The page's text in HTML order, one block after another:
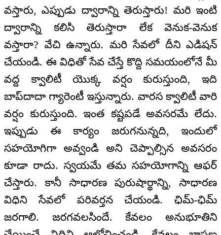
వస్తారు, ఎప్పుడు ద్వారాన్ని తెరుస్తారు! మరి ఇంటి
ద్వారాన్ని కలిసి తెరుస్తారా లేక వెనుక-వెనుక
వస్తారా? వేచి ఉన్నారు. మరి సేవలో దీని ఎడిషన్
చేయండి. ఈ విధితో సేవ చేస్తే కొద్ది సమయంలోనే మీ
వద్ద క్వాలిటీ యొక్క వర్షం కురుస్తుంది, ఇది
బాప్‌దాదా గ్యారెంటీ ఇస్తున్నారు. వారస క్వాలిటీ వారి
వర్షం కురుస్తుంది. ఇంత కష్టపడే అవసరమే లేదు.
ఇప్పుడు ఈ కార్యం జరుగనున్నది, ఇందులో
సహయోగిగా అవ్వండి అని చెప్పాల్సిన అవసరం
కూడా రాదు. స్వయమే తమ సహయోగాన్ని ఆఫర్
చేస్తారు. కానీ సాధారణ పురుషార్థాన్ని, సాధారణ
విధిని సేవలో పరివర్తన చేయండి. ఛిమ్-ఛిమ్
జరగాలి. జరగవలసిందే. కేవలం అనుభూతిని